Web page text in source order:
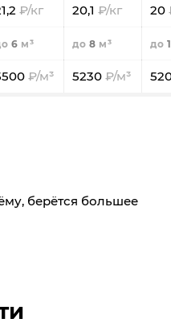
20,1 20
6 8
5230
берётся большее